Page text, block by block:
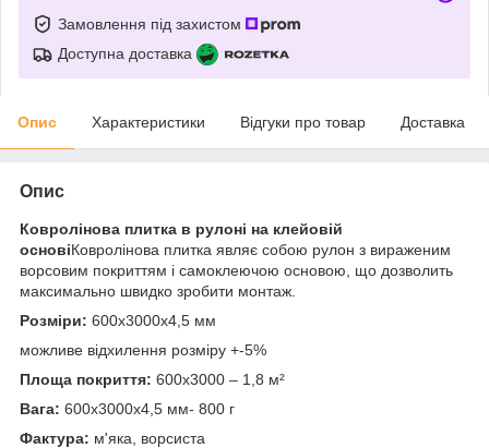
Замовлення під захистом
Доступна доставка
Опис Характеристики Відгуки про товар Доставка
Опис
Ковролінова плитка в рулоні на клейовій
основіКовролінова плитка являє собою рулон з вираженим
ворсовим покриттям і самоклеючою основою, що дозволить
максимально швидко зробити монтаж.
Розміри: 600х3000х4,5 мм
можливе відхилення розміру +-5%
Площа покриття: 600х3000 – 1,8 м²
Вага: 600х3000х4,5 мм- 800 г
Фактура: м'яка, ворсиста